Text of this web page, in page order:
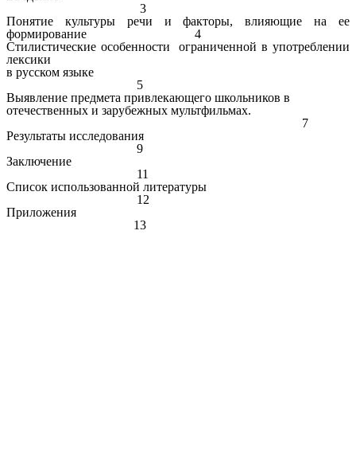
3
Понятие культуры речи и факторы, влияющие на ее
формирование 4
Стилистические особенности ограниченной в употреблении
лексики
в русском языке
5
Выявление предмета привлекающего школьников в
отечественных и зарубежных мультфильмах.
7
Результаты исследования
9
Заключение
11
Список использованной литературы
12
Приложения
13